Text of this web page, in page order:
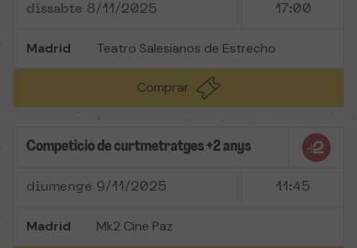
dissabte 8/11/2025 17:00
Madrid Teatro Salesianos de Estrecho
Comprar
Competició de curtmetratges +2 anys
diumenge 9/11/2025 11:45
Madrid Mk2 Cine Paz